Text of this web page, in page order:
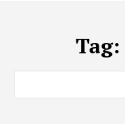
Tag: